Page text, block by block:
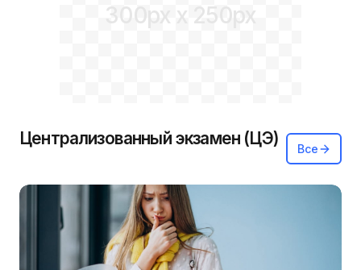
300px x 250px
Централизованный экзамен (ЦЭ) Все